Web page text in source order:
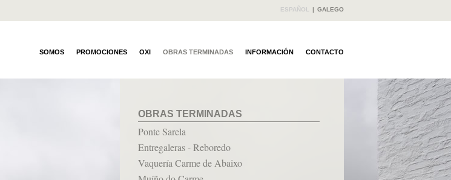
ESPAÑOL | GALEGO
SOMOS PROMOCIONES OXI OBRAS TERMINADAS INFORMACIÓN CONTACTO
OBRAS TERMINADAS
Ponte Sarela
Entregaleras - Reboredo
Vaquería Carme de Abaixo